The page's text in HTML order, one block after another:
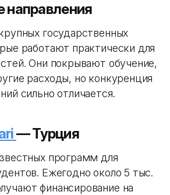
направления
государственных
работают практически для
Они покрывают обучение,
расходы, но конкуренция
сильно отличается.
— Турция
программ для
Ежегодно около 5 тыс.
финансирование на